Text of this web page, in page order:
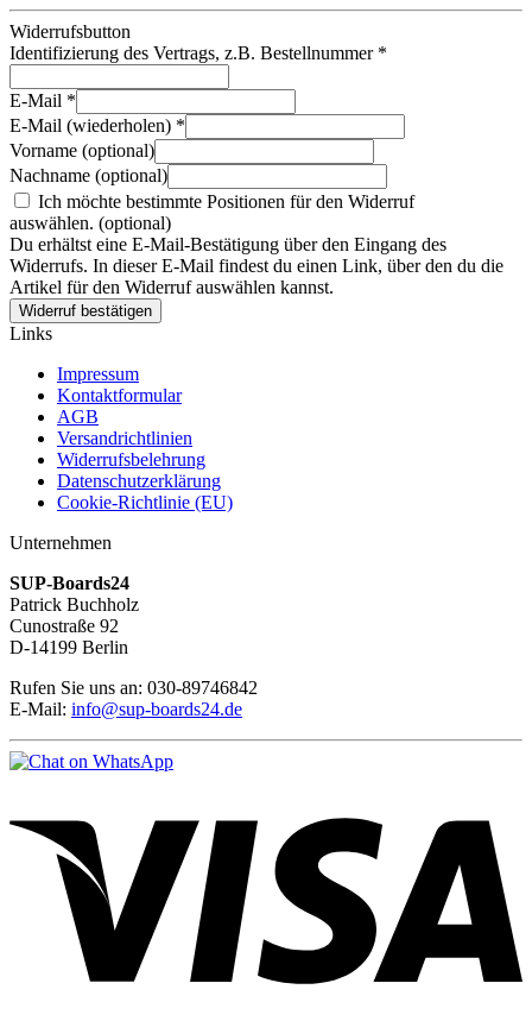
Widerrufsbutton
Identifizierung des Vertrags, z.B. Bestellnummer *
E-Mail *
E-Mail (wiederholen) *
Vorname (optional)
Nachname (optional)
Ich möchte bestimmte Positionen für den Widerruf
auswählen. (optional)
Du erhältst eine E-Mail-Bestätigung über den Eingang des
Widerrufs. In dieser E-Mail findest du einen Link, über den du die
Artikel für den Widerruf auswählen kannst.
Widerruf bestätigen
Links
Impressum
Kontaktformular
AGB
Versandrichtlinien
Widerrufsbelehrung
Datenschutzerklärung
Cookie-Richtlinie (EU)
Unternehmen
SUP-Boards24
Patrick Buchholz
Cunostraße 92
D-14199 Berlin
Rufen Sie uns an: 030-89746842
E-Mail: info@sup-boards24.de